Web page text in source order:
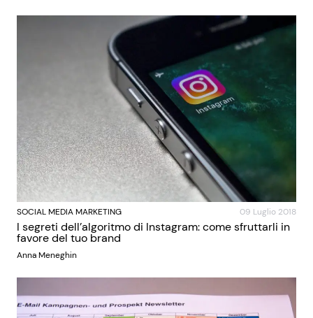
SOCIAL MEDIA MARKETING 09 Luglio 2018
I segreti dell’algoritmo di Instagram: come sfruttarli in
favore del tuo brand
Anna Meneghin